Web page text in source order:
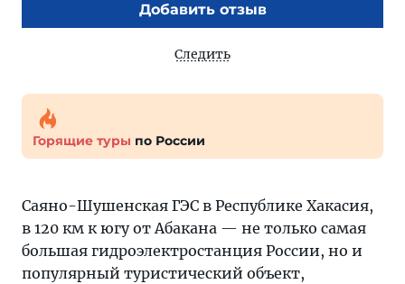
Добавить отзыв
Следить
Горящие туры по России
Саяно-Шушенская ГЭС в Республике Хакасия,
в 120 км к югу от Абакана — не только самая
большая гидроэлектростанция России, но и
популярный туристический объект,